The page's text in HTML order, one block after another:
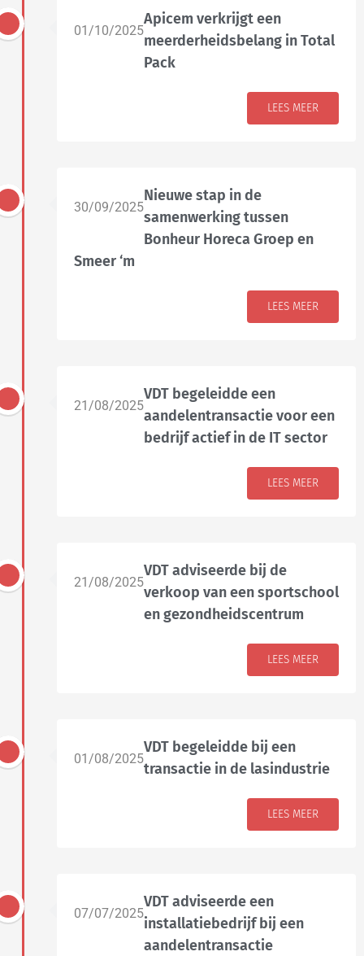
01/10/2025
Apicem verkrijgt een
meerderheidsbelang in Total
Pack
LEES MEER
30/09/2025
Nieuwe stap in de
samenwerking tussen
Bonheur Horeca Groep en
Smeer ‘m
LEES MEER
21/08/2025
VDT begeleidde een
aandelentransactie voor een
bedrijf actief in de IT sector
LEES MEER
21/08/2025
VDT adviseerde bij de
verkoop van een sportschool
en gezondheidscentrum
LEES MEER
01/08/2025
VDT begeleidde bij een
transactie in de lasindustrie
LEES MEER
07/07/2025
VDT adviseerde een
installatiebedrijf bij een
aandelentransactie